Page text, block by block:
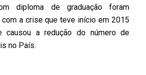
diploma de graduação foram
a crise que teve início em 2015
causou a redução do número de
no País.